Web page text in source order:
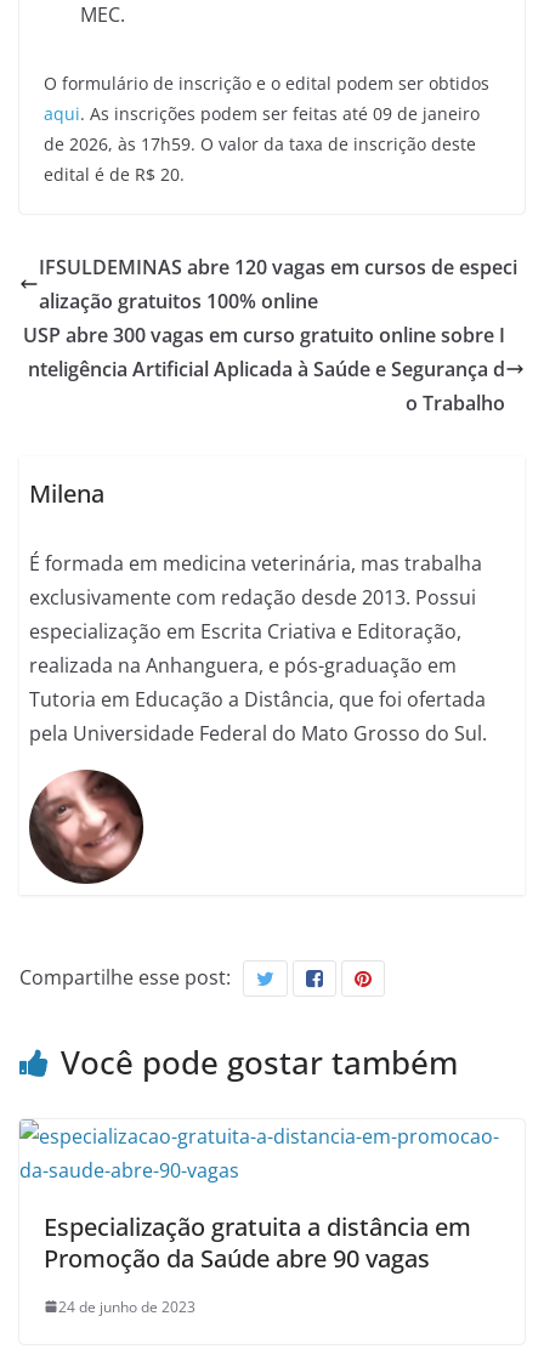
MEC.
O formulário de inscrição e o edital podem ser obtidos
aqui. As inscrições podem ser feitas até 09 de janeiro
de 2026, às 17h59. O valor da taxa de inscrição deste
edital é de R$ 20.
IFSULDEMINAS abre 120 vagas em cursos de especi
alização gratuitos 100% online
USP abre 300 vagas em curso gratuito online sobre I
nteligência Artificial Aplicada à Saúde e Segurança d
o Trabalho
Milena
É formada em medicina veterinária, mas trabalha
exclusivamente com redação desde 2013. Possui
especialização em Escrita Criativa e Editoração,
realizada na Anhanguera, e pós-graduação em
Tutoria em Educação a Distância, que foi ofertada
pela Universidade Federal do Mato Grosso do Sul.
Compartilhe esse post:
Você pode gostar também
Especialização gratuita a distância em
Promoção da Saúde abre 90 vagas
24 de junho de 2023